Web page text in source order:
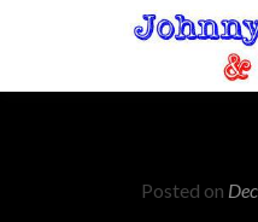
Posted on